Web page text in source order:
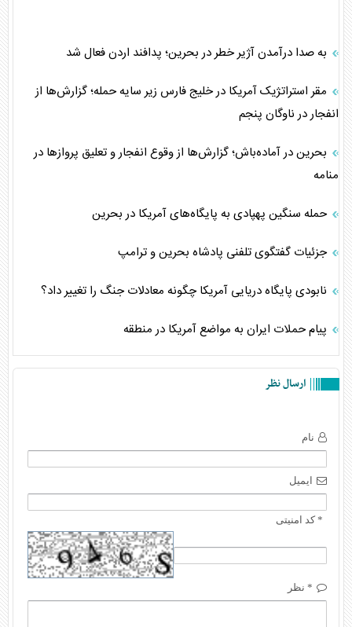
به صدا درآمدن آژیر خطر در بحرین؛ پدافند اردن فعال شد
مقر استراتژیک آمریکا در خلیج فارس زیر سایه حمله؛ گزارش‌ها از
انفجار در ناوگان پنجم
بحرین در آماده‌باش؛ گزارش‌ها از وقوع انفجار و تعلیق پروازها در
منامه
حمله سنگین پهپادی به پایگاه‌های آمریکا در بحرین
جزئیات گفتگوی تلفنی پادشاه بحرین و ترامپ
نابودی پایگاه دریایی آمریکا چگونه معادلات جنگ را تغییر داد؟
پیام حملات ایران به مواضع آمریکا در منطقه
ارسال نظر
نام
ایمیل
* کد امنیتی
* نظر